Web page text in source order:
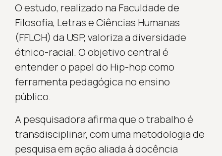
O estudo, realizado na Faculdade de
Filosofia, Letras e Ciências Humanas
(FFLCH) da USP, valoriza a diversidade
étnico-racial. O objetivo central é
entender o papel do Hip-hop como
ferramenta pedagógica no ensino
público.
A pesquisadora afirma que o trabalho é
transdisciplinar, com uma metodologia de
pesquisa em ação aliada à docência